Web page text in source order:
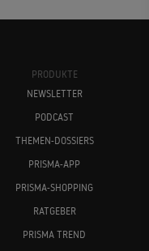
PRODUKTE
NEWSLETTER
PODCAST
THEMEN-DOSSIERS
PRISMA-APP
PRISMA-SHOPPING
RATGEBER
PRISMA TREND